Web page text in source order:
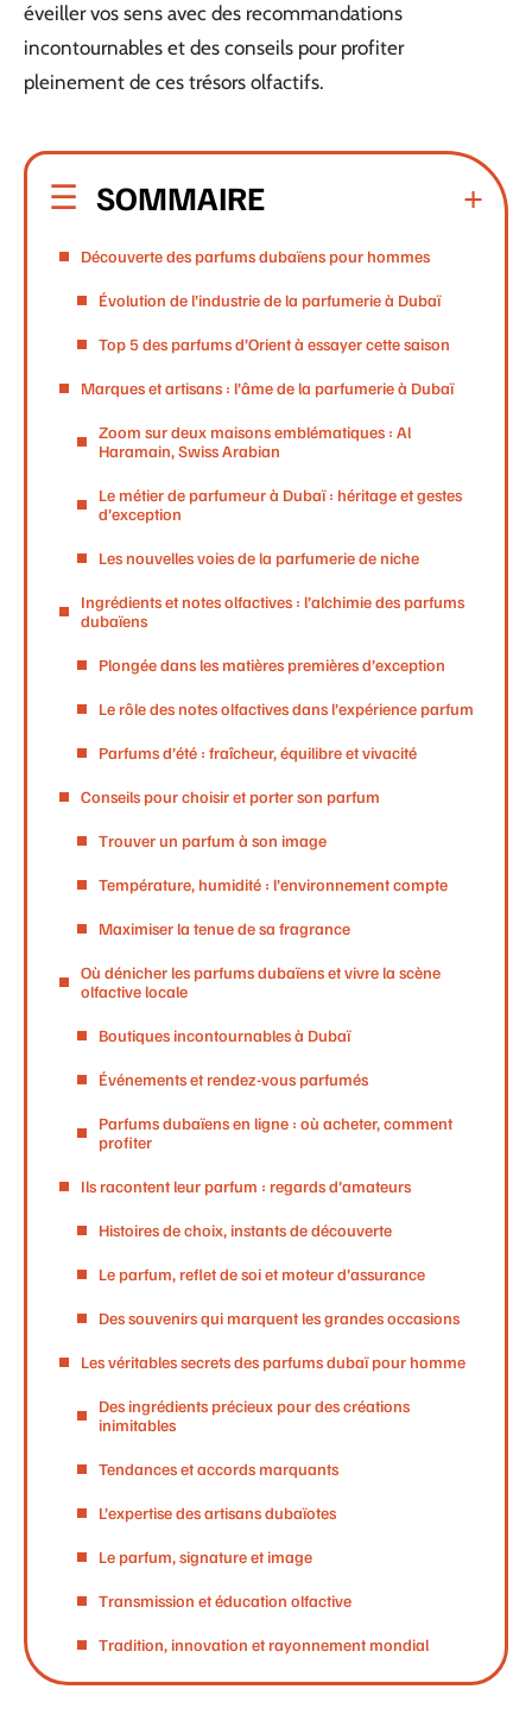
éveiller vos sens avec des recommandations
incontournables et des conseils pour profiter
pleinement de ces trésors olfactifs.
SOMMAIRE
Découverte des parfums dubaïens pour hommes
Évolution de l’industrie de la parfumerie à Dubaï
Top 5 des parfums d’Orient à essayer cette saison
Marques et artisans : l’âme de la parfumerie à Dubaï
Zoom sur deux maisons emblématiques : Al
Haramain, Swiss Arabian
Le métier de parfumeur à Dubaï : héritage et gestes
d’exception
Les nouvelles voies de la parfumerie de niche
Ingrédients et notes olfactives : l’alchimie des parfums
dubaïens
Plongée dans les matières premières d’exception
Le rôle des notes olfactives dans l’expérience parfum
Parfums d’été : fraîcheur, équilibre et vivacité
Conseils pour choisir et porter son parfum
Trouver un parfum à son image
Température, humidité : l’environnement compte
Maximiser la tenue de sa fragrance
Où dénicher les parfums dubaïens et vivre la scène
olfactive locale
Boutiques incontournables à Dubaï
Événements et rendez-vous parfumés
Parfums dubaïens en ligne : où acheter, comment
profiter
Ils racontent leur parfum : regards d’amateurs
Histoires de choix, instants de découverte
Le parfum, reflet de soi et moteur d’assurance
Des souvenirs qui marquent les grandes occasions
Les véritables secrets des parfums dubaï pour homme
Des ingrédients précieux pour des créations
inimitables
Tendances et accords marquants
L’expertise des artisans dubaïotes
Le parfum, signature et image
Transmission et éducation olfactive
Tradition, innovation et rayonnement mondial